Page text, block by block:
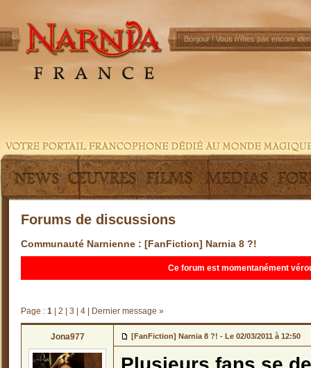
Bonjour !Vous n'êtes pas encore
Forums de discussions
Communauté Narnienne : [FanFiction] Narnia 8 ?!
Ce forum est momentanément
Page : 1 2 3 4 Dernier message »
Jona977 [FanFiction] Narnia 8 ?! - Le 02/03/2011 à 12:50